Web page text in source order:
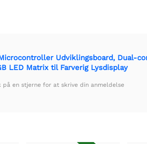
Udviklingsboard, Dual-
LED Matrix til Farverig Lysdisplay
på en stjerne for at skrive din anmeldelse